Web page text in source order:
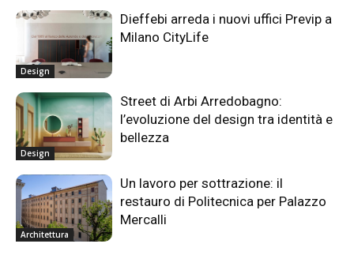
Design
Dieffebi arreda i nuovi uffici Previp a
Milano CityLife
Design
Street di Arbi Arredobagno:
l’evoluzione del design tra identità e
bellezza
Architettura
Un lavoro per sottrazione: il
restauro di Politecnica per Palazzo
Mercalli